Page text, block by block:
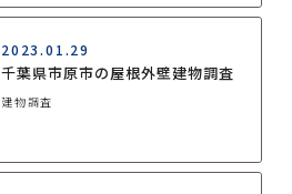
2023.01.29
千葉県市原市の屋根外壁建物調査
建物調査